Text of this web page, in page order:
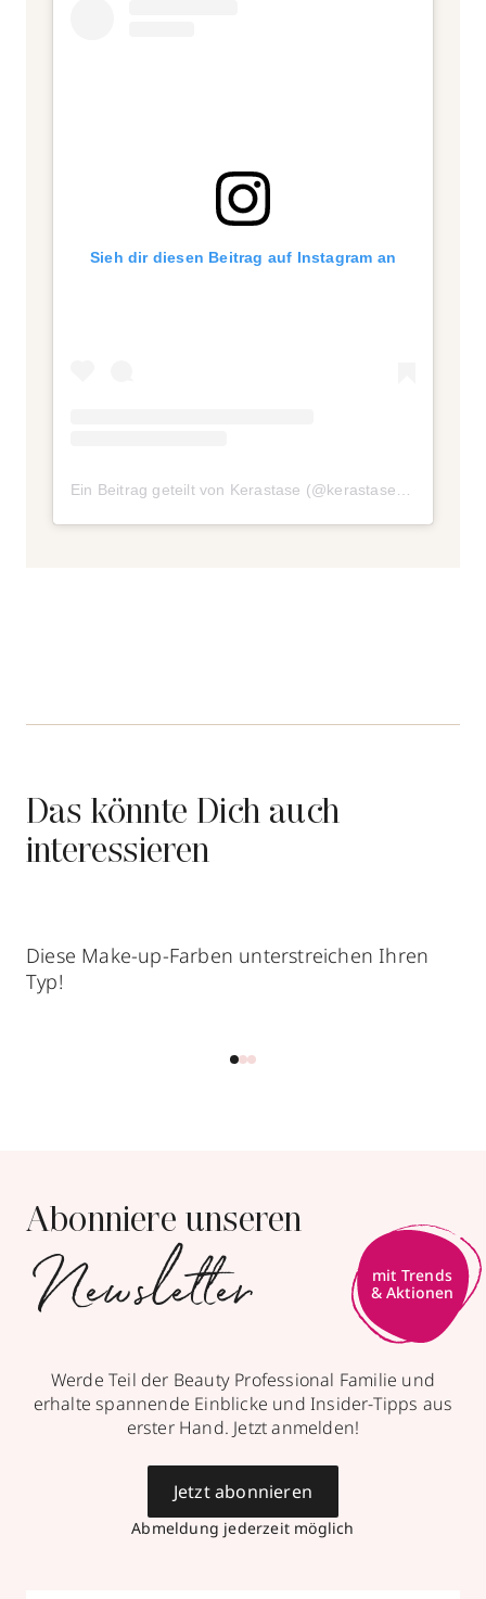
Sieh dir diesen Beitrag auf Instagram an
Das könnte Dich auch
interessieren
Diese Make-up-Farben unterstreichen Ihren
Typ!
Abonniere unseren
Newsletter
Werde Teil der Beauty Professional Familie und
erhalte spannende Einblicke und Insider-Tipps aus
erster Hand. Jetzt anmelden!
Abmeldung jederzeit möglich
Jetzt abonnieren